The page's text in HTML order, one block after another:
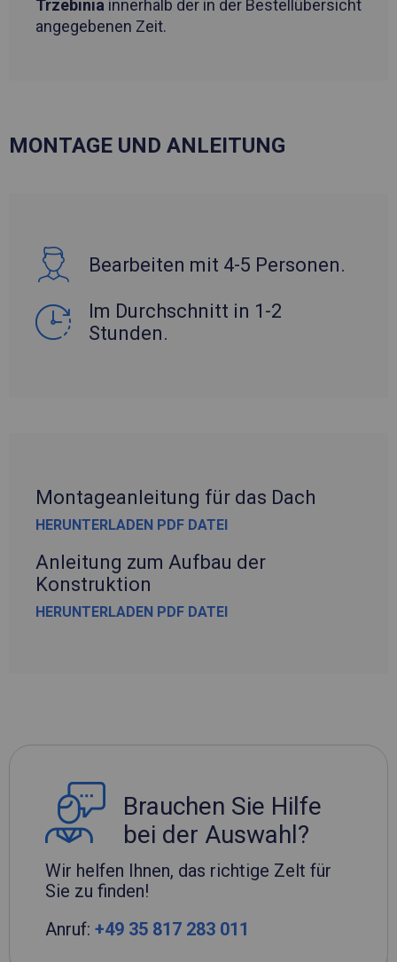
Trzebinia innerhalb der in der Bestellübersicht
angegebenen Zeit.
MONTAGE UND ANLEITUNG
Bearbeiten mit 4-5 Personen.
Im Durchschnitt in 1-2
Stunden.
Montageanleitung für das Dach
HERUNTERLADEN PDF DATEI
Anleitung zum Aufbau der
Konstruktion
HERUNTERLADEN PDF DATEI
Brauchen Sie Hilfe
bei der Auswahl?
Wir helfen Ihnen, das richtige Zelt für
Sie zu finden!
Anruf: +49 35 817 283 011